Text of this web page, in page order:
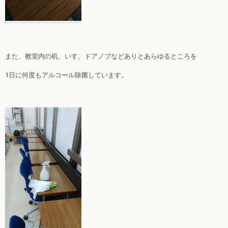
また、教室内の机、いす、ドアノブなどありとあらゆるところを
1日に何度もアルコール除菌しています。